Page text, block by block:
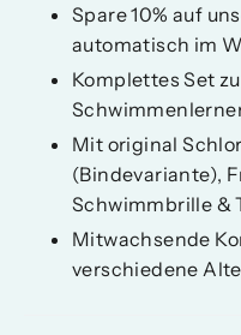
Spare 10% auf
automatisch im
Komplettes Set
Mit original
(Bindevariante),
Schwimmbrille &
Mitwachsende
verschiedene